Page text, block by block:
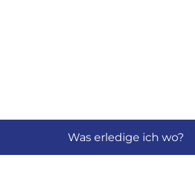
Was erledige ich wo?